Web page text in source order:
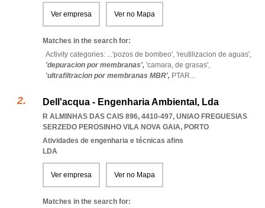
Ver empresa Ver no Mapa
Matches in the search for:
Activity categories: ...'pozos de bombeo', 'reutilizacion de aguas',
'depuracion por membranas', 'camara, de grasas',
'ultrafiltracion por membranas MBR', PTAR...
Dell'acqua - Engenharia Ambiental, Lda
R ALMINHAS DAS CAIS 896, 4410-497, UNIAO FREGUESIAS
SERZEDO PEROSINHO VILA NOVA GAIA, PORTO
Atividades de engenharia e técnicas afins
LDA
Ver empresa Ver no Mapa
Matches in the search for: